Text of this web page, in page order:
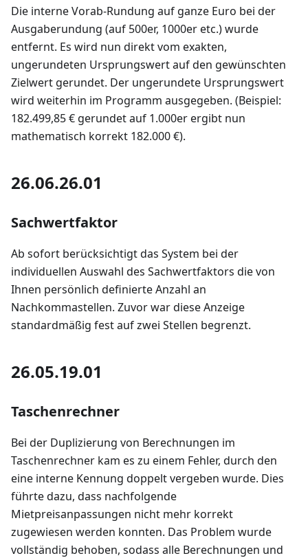
Die interne Vorab-Rundung auf ganze Euro bei der
Ausgaberundung (auf 500er, 1000er etc.) wurde
entfernt. Es wird nun direkt vom exakten,
ungerundeten Ursprungswert auf den gewünschten
Zielwert gerundet. Der ungerundete Ursprungswert
wird weiterhin im Programm ausgegeben. (Beispiel:
182.499,85 € gerundet auf 1.000er ergibt nun
mathematisch korrekt 182.000 €).
26.06.26.01
Sachwertfaktor
Ab sofort berücksichtigt das System bei der
individuellen Auswahl des Sachwertfaktors die von
Ihnen persönlich definierte Anzahl an
Nachkommastellen. Zuvor war diese Anzeige
standardmäßig fest auf zwei Stellen begrenzt.
26.05.19.01
Taschenrechner
Bei der Duplizierung von Berechnungen im
Taschenrechner kam es zu einem Fehler, durch den
eine interne Kennung doppelt vergeben wurde. Dies
führte dazu, dass nachfolgende
Mietpreisanpassungen nicht mehr korrekt
zugewiesen werden konnten. Das Problem wurde
vollständig behoben, sodass alle Berechnungen und